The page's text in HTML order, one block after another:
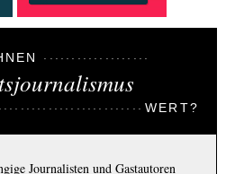
WERT?
Journalisten und Gastautoren